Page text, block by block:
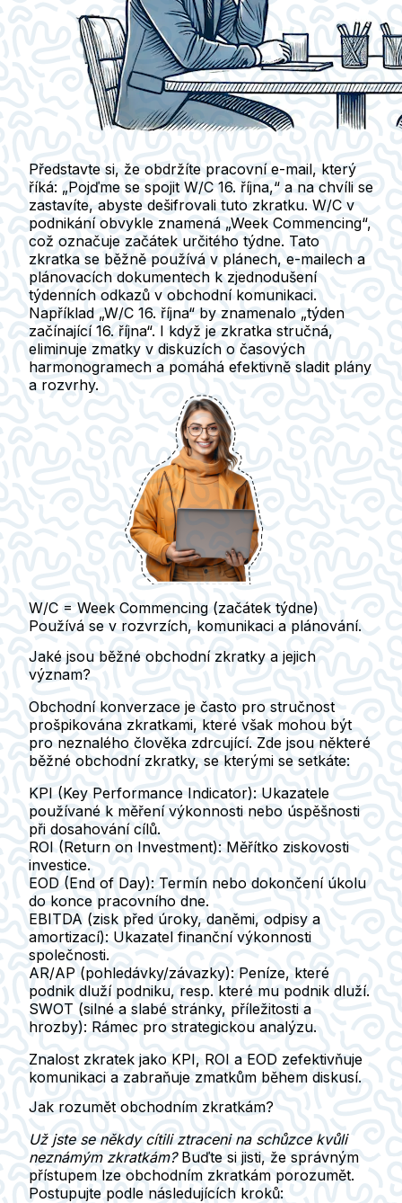
Představte si, že obdržíte pracovní e-mail, který
říká: „Pojďme se spojit W/C 16. října,“ a na chvíli se
zastavíte, abyste dešifrovali tuto zkratku. W/C v
podnikání obvykle znamená „Week Commencing“,
což označuje začátek určitého týdne. Tato
zkratka se běžně používá v plánech, e-mailech a
plánovacích dokumentech k zjednodušení
týdenních odkazů v obchodní komunikaci.
Například „W/C 16. října“ by znamenalo „týden
začínající 16. října“. I když je zkratka stručná,
eliminuje zmatky v diskuzích o časových
harmonogramech a pomáhá efektivně sladit plány
a rozvrhy.
W/C = Week Commencing (začátek týdne)
Používá se v rozvrzích, komunikaci a plánování.
Jaké jsou běžné obchodní zkratky a jejich
význam?
Obchodní konverzace je často pro stručnost
prošpikována zkratkami, které však mohou být
pro neznalého člověka zdrcující. Zde jsou některé
běžné obchodní zkratky, se kterými se setkáte:
KPI (Key Performance Indicator): Ukazatele
používané k měření výkonnosti nebo úspěšnosti
při dosahování cílů.
ROI (Return on Investment): Měřítko ziskovosti
investice.
EOD (End of Day): Termín nebo dokončení úkolu
do konce pracovního dne.
EBITDA (zisk před úroky, daněmi, odpisy a
amortizací): Ukazatel finanční výkonnosti
společnosti.
AR/AP (pohledávky/závazky): Peníze, které
podnik dluží podniku, resp. které mu podnik dluží.
SWOT (silné a slabé stránky, příležitosti a
hrozby): Rámec pro strategickou analýzu.
Znalost zkratek jako KPI, ROI a EOD zefektivňuje
komunikaci a zabraňuje zmatkům během diskusí.
Jak rozumět obchodním zkratkám?
Už jste se někdy cítili ztraceni na schůzce kvůli
neznámým zkratkám?Buďte si jisti, že správným
přístupem lze obchodním zkratkám porozumět.
Postupujte podle následujících kroků: